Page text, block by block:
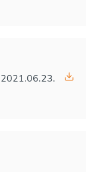
2021.06.23.